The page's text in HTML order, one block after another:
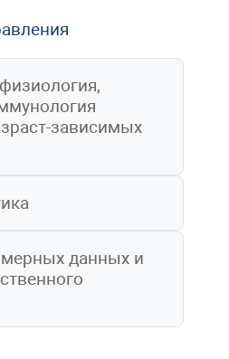
зависимых
данных и